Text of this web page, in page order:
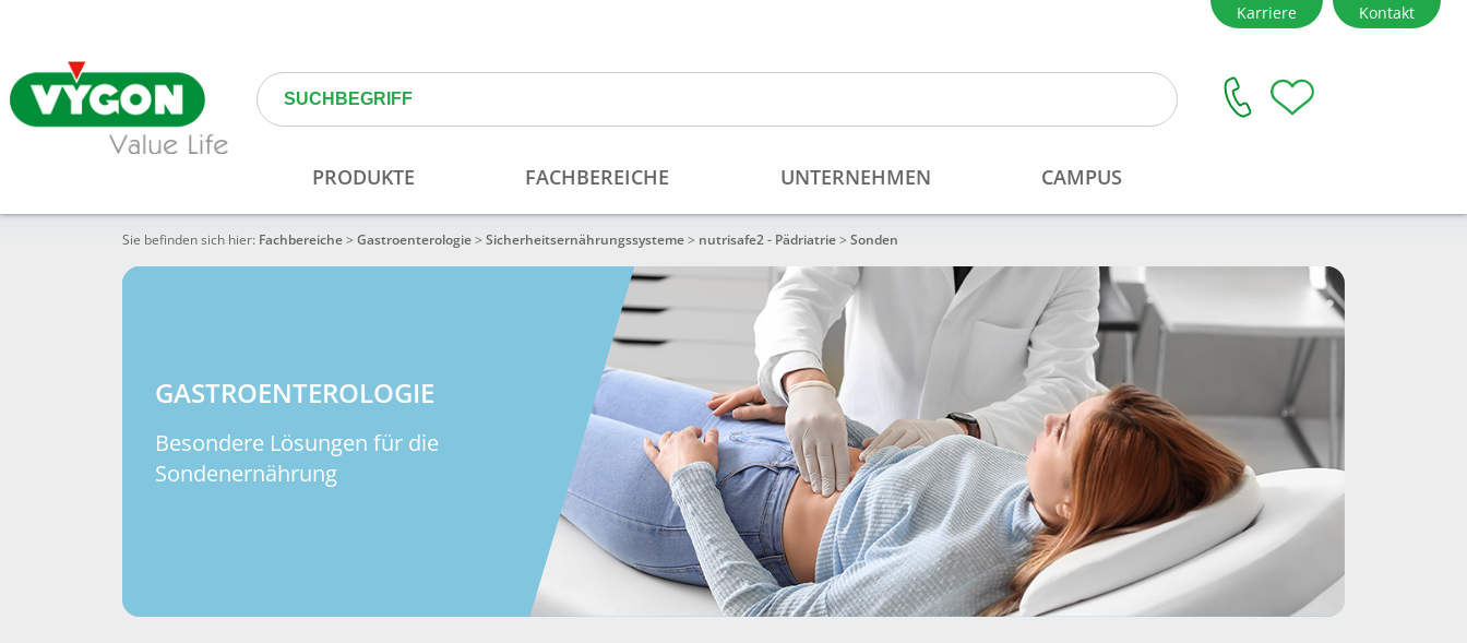
Sie befinden sich hier: Fachbereiche> Gastroenterologie> Sicherheits­ernährungssysteme> nutrisafe2 - Pädriatrie> Sonden
GASTROENTEROLOGIE
Besondere Lösungen für die
Sondenernährung